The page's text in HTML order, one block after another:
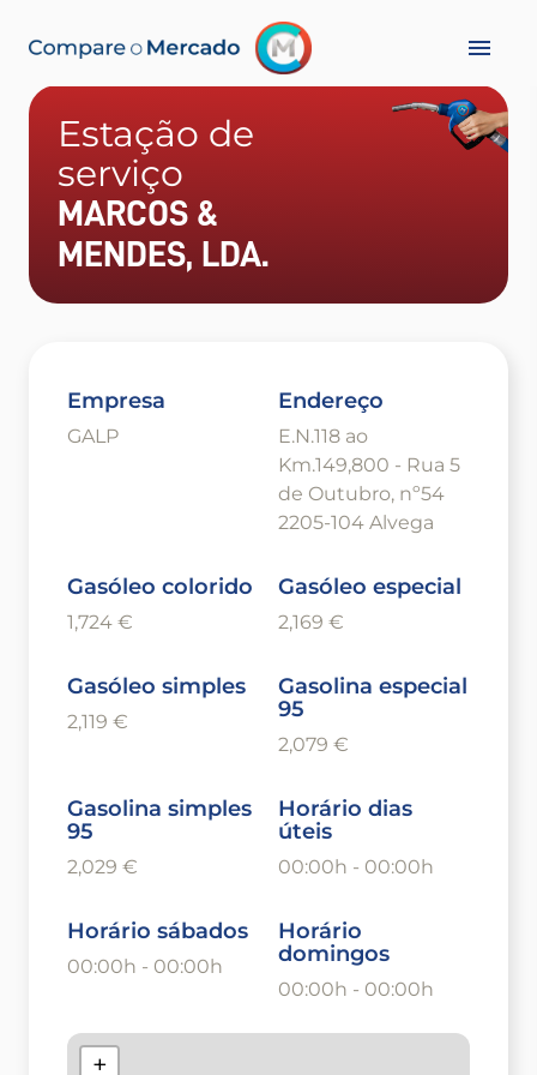
Estação de
serviço
MARCOS &
MENDES, LDA.
Empresa
GALP
Endereço
E.N.118 ao
Km.149,800 - Rua 5
de Outubro, nº54
2205-104 Alvega
Gasóleo colorido
1,724 €
Gasóleo especial
2,169 €
Gasóleo simples
2,119 €
Gasolina especial
95
2,079 €
Gasolina simples
95
2,029 €
Horário dias
úteis
00:00h - 00:00h
Horário sábados
00:00h - 00:00h
Horário
domingos
00:00h - 00:00h
+